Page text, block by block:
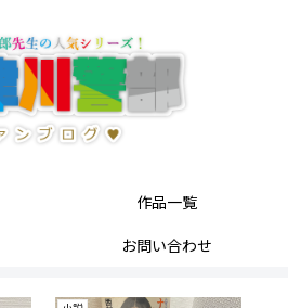
作品一覧
お問い合わせ